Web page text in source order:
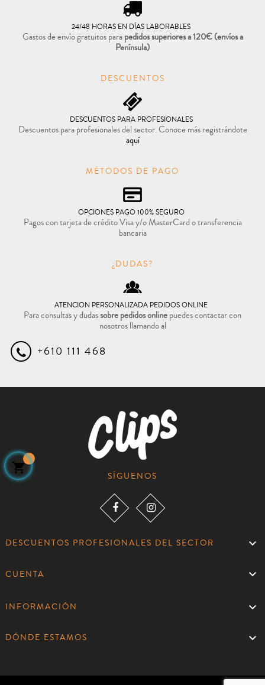
24/48 HORAS EN DÍAS LABORABLES
Gastos de envío gratuitos parapedidos superiores a 120€(envíos a
Península)
DESCUENTOS
DESCUENTOS PARA PROFESIONALES
Descuentos para profesionales del sector. Conoce más registrándote
aquí
MÉTODOS DE PAGO
OPCIONES PAGO 100% SEGURO
Pagos con tarjeta de crédito Visa y/o MasterCard o transferencia
bancaria
¿DUDAS?
ATENCION PERSONALIZADA PEDIDOS ONLINE
Para consultas y dudassobre pedidos onlinepuedes contactar con
nosotros llamando al
+610 111 468
SÍGUENOS
DESCUENTOS PROFESIONALES DEL SECTOR 
CUENTA 
INFORMACIÓN 
DÓNDE ESTAMOS 
